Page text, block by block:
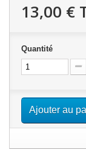
13,00 €
Quantité
Ajouter au